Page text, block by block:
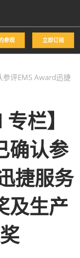
参观 立即订阅
参评EMS Award迅捷
栏】
确认参
捷服务
及生产